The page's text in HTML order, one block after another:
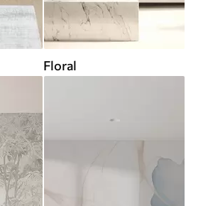
Floral